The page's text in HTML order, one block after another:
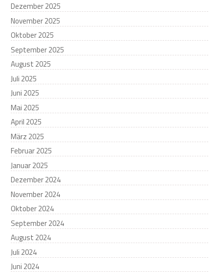
Dezember 2025
November 2025
Oktober 2025
September 2025
August 2025
Juli 2025
Juni 2025
Mai 2025
April 2025
März 2025
Februar 2025
Januar 2025
Dezember 2024
November 2024
Oktober 2024
September 2024
August 2024
Juli 2024
Juni 2024